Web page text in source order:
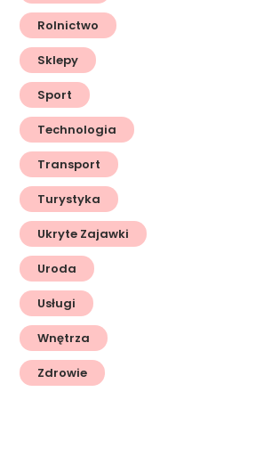
Rolnictwo
Sklepy
Sport
Technologia
Transport
Turystyka
Ukryte Zajawki
Uroda
Usługi
Wnętrza
Zdrowie